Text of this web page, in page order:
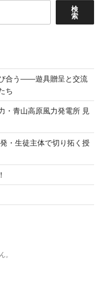
検
索
合う――遊具贈呈と交流
ち
・青山高原風力発電所 見
・生徒主体で切り拓く授
。